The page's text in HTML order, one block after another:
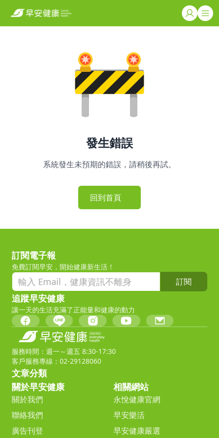
發生錯誤
系統發生未預期的錯誤，請稍後再試。
回到首頁
訂閱電子報
免費訂閱早安，開始健康新生活！
訂閱
追蹤早安健康
讓一天的生活充滿了正能量和健康的動力
服務時間：週一～週五 8:30-17:30
客戶服務專線：02-29128060
文章分類
關於早安健康
關於我們
聯絡我們
廣告刊登
相關網站
永悅健康官網
早安樂活
早安健康嚴選